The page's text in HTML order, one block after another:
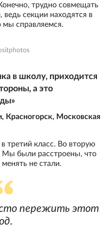
трудно совмещать
секции находятся в
мы справляемся.
в школу, приходится
а это
Красногорск, Московская
третий класс. Во вторую
Мы были расстроены, что
не стали.
пережить этот